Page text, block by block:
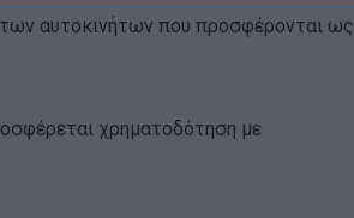
των αυτοκινήτων που προσφέρονται ως
χρηματοδότηση με